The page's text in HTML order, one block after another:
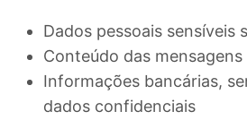
Dados pessoais sensíveis
Conteúdo das
Informações bancárias,
dados confidenciais